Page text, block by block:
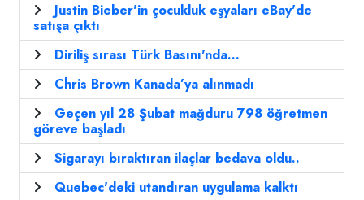
Justin Bieber'in çocukluk eşyaları eBay'de
satışa çıktı
Diriliş sırası Türk Basını'nda...
Chris Brown Kanada’ya alınmadı
Geçen yıl 28 Şubat mağduru 798 öğretmen
göreve başladı
Sigarayı bıraktıran ilaçlar bedava oldu..
Quebec'deki utandıran uygulama kalktı